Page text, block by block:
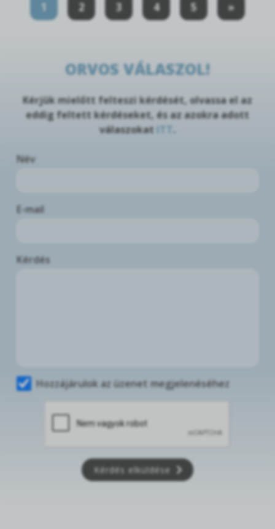
1 2 3 4 5 »
ORVOS VÁLASZOL!
Kérjük mielőtt felteszi kérdését, olvassa el az
eddig feltett kérdéseket, és az azokra adott
válaszokat
Név
E-mail
Kérdés
Hozzájárulok az üzenet megjelenéséhez
Kérdés elküldése